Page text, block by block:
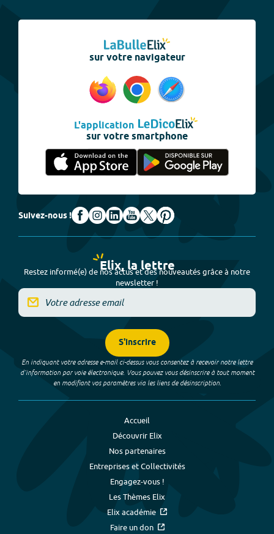
sur votre navigateur
L'application
sur votre smartphone
Suivez-nous !
Elix, la lettre
Restez informé(e) de nos actus et des nouveautés grâce à notre
newsletter !
S'inscrire
En indiquant votre adresse e-mail ci-dessus vous consentez à recevoir notre lettre
d’information par voie électronique. Vous pouvez vous désinscrire à tout moment
en modifiant vos paramètres via les liens de désinscription.
Accueil
Découvrir Elix
Nos partenaires
Entreprises et Collectivités
Engagez-vous !
Les Thèmes Elix
Elix académie
Faire un don